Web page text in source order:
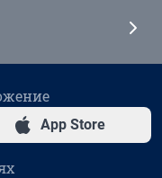
App Store